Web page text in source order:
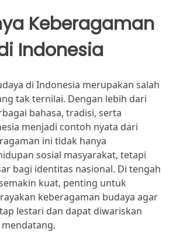
Keberagaman
Indonesia
di Indonesia merupakan salah
tak ternilai. Dengan lebih dari
bahasa, tradisi, serta
menjadi contoh nyata dari
ini tidak hanya
sosial masyarakat, tetapi
bagi identitas nasional. Di tengah
kuat, penting untuk
keberagaman budaya agar
lestari dan dapat diwariskan